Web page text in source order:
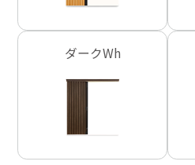
ダークWh